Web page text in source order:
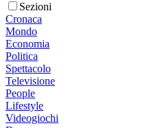
Sezioni
Cronaca
Mondo
Economia
Politica
Spettacolo
Televisione
People
Lifestyle
Videogiochi